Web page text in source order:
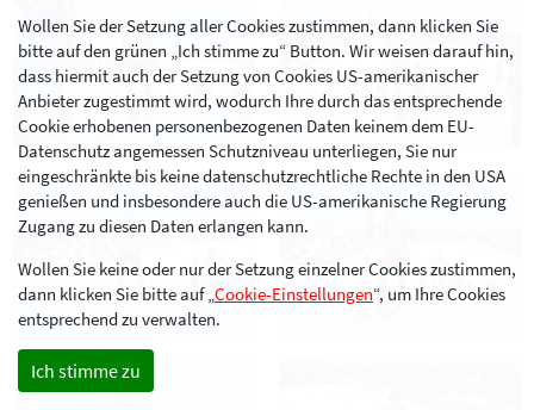
Wollen Sie der Setzung aller Cookies zustimmen, dann klicken Sie
bitte auf den grünen „Ich stimme zu“ Button. Wir weisen darauf hin,
dass hiermit auch der Setzung von Cookies US-amerikanischer
Anbieter zugestimmt wird, wodurch Ihre durch das entsprechende
Cookie erhobenen personenbezogenen Daten keinem dem EU-
Datenschutz angemessen Schutzniveau unterliegen, Sie nur
eingeschränkte bis keine datenschutzrechtliche Rechte in den USA
genießen und insbesondere auch die US-amerikanische Regierung
Zugang zu diesen Daten erlangen kann.
Wollen Sie keine oder nur der Setzung einzelner Cookies zustimmen,
dann klicken Sie bitte auf „Cookie-Einstellungen“, um Ihre Cookies
entsprechend zu verwalten.
Ich stimme zu